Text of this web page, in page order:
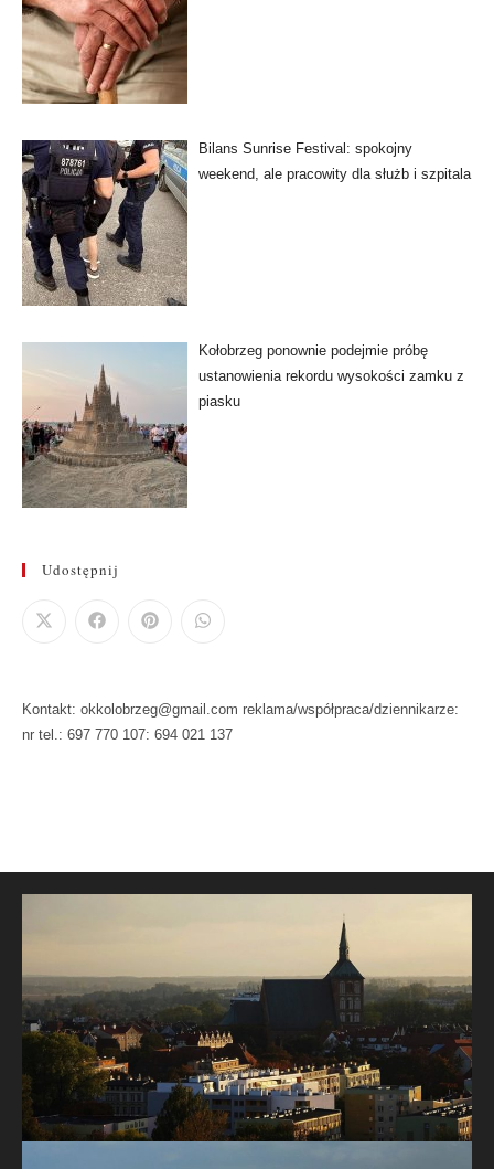
Bilans Sunrise Festival: spokojny
weekend, ale pracowity dla służb i szpitala
Kołobrzeg ponownie podejmie próbę
ustanowienia rekordu wysokości zamku z
piasku
Udostępnij
Kontakt: okkolobrzeg@gmail.com reklama/współpraca/dziennikarze:
nr tel.: 697 770 107: 694 021 137